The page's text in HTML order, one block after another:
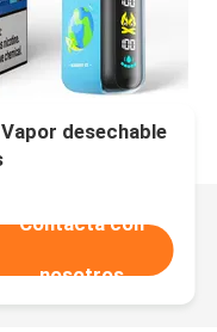
desechable
Contacta con
nosotros